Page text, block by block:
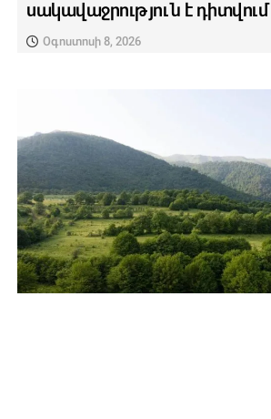
սակավաջրություն է դիտվում
Օգոստոսի 8, 2026